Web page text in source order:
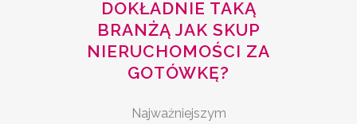
DOKŁADNIE TAKĄ
BRANŻĄ JAK SKUP
NIERUCHOMOŚCI ZA
GOTÓWKĘ?
Najważniejszym